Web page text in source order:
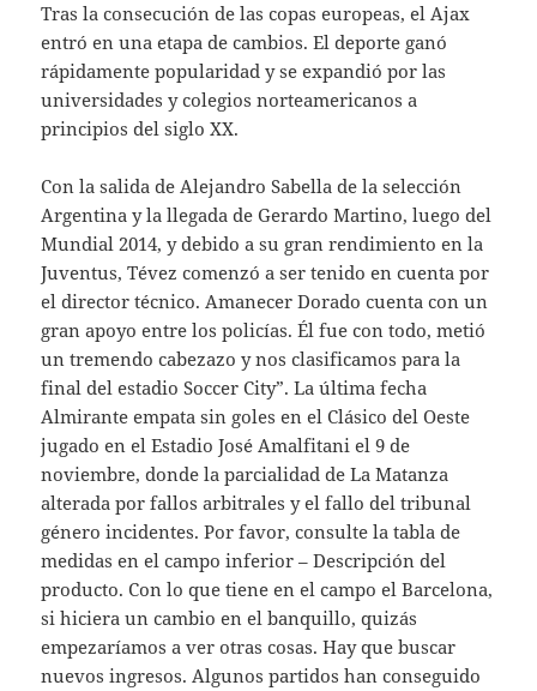
Tras la consecución de las copas europeas, el Ajax
entró en una etapa de cambios. El deporte ganó
rápidamente popularidad y se expandió por las
universidades y colegios norteamericanos a
principios del siglo XX.
Con la salida de Alejandro Sabella de la selección
Argentina y la llegada de Gerardo Martino, luego del
Mundial 2014, y debido a su gran rendimiento en la
Juventus, Tévez comenzó a ser tenido en cuenta por
el director técnico. Amanecer Dorado cuenta con un
gran apoyo entre los policías. Él fue con todo, metió
un tremendo cabezazo y nos clasificamos para la
final del estadio Soccer City”. La última fecha
Almirante empata sin goles en el Clásico del Oeste
jugado en el Estadio José Amalfitani el 9 de
noviembre, donde la parcialidad de La Matanza
alterada por fallos arbitrales y el fallo del tribunal
género incidentes. Por favor, consulte la tabla de
medidas en el campo inferior – Descripción del
producto. Con lo que tiene en el campo el Barcelona,
si hiciera un cambio en el banquillo, quizás
empezaríamos a ver otras cosas. Hay que buscar
nuevos ingresos. Algunos partidos han conseguido